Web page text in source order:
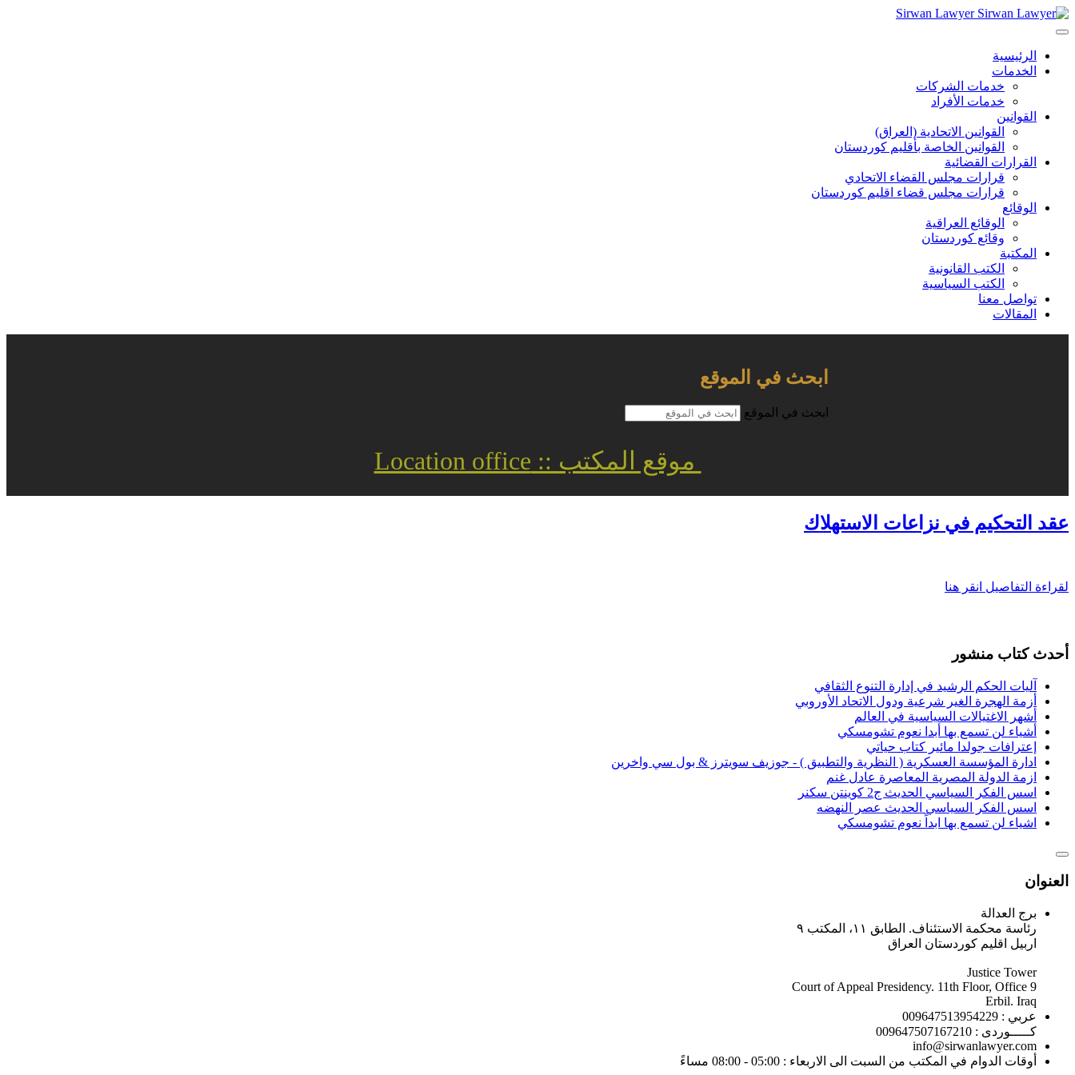
Sirwan Lawyer
الرئيسية
الخدمات
خدمات الشركات
خدمات الأفراد
القوانين
القوانين الاتحادية (العراق)
القوانين الخاصة بأقليم كوردستان
القرارات القضائية
قرارات مجلس القضاء الاتحادي
قرارات مجلس قضاء اقليم كوردستان
الوقائع
الوقائع العراقية
وقائع كوردستان
المكتبة
الكتب القانونية
الكتب السياسية
تواصل معنا
المقالات
ابحث في الموقع
ابحث في الموقع
موقع المكتب :: Location office
عقد التحكيم في نزاعات الاستهلاك
لقراءة التفاصيل انقر هنا
أحدث كتاب منشور
آليات الحكم الرشيد في إدارة التنوع الثقافي
أزمة الهجرة الغير شرعية ودول الاتحاد الأوروبي
أشهر الاغتيالات السياسية في العالم
أشياء لن تسمع بها أبدا نعوم تشومسكي
إعترافات جولدا مائير كتاب حياتي
ادارة المؤسسة العسكرية ( النظرية والتطبيق ) - جوزيف سويترز & بول سي واخرين
ازمة الدولة المصرية المعاصرة عادل غنم
اسس الفكر السياسي الحديث ج2 كوينتن سكنر
اسس الفكر السياسي الحديث عصر النهضه
اشياء لن تسمع بها ابداً نعوم تشومسكي
العنوان
برج العدالة
رئاسة محكمة الاستئناف. الطابق ١١، المكتب ٩
اربيل اقليم كوردستان العراق
Justice Tower
Court of Appeal Presidency. 11th Floor, Office 9
Erbil. Iraq
عربي : 009647513954229
كـــــوردى : 009647507167210
info@sirwanlawyer.com
أوقات الدوام في المكتب من السبت الى الاربعاء : 05:00 - 08:00 مساءً